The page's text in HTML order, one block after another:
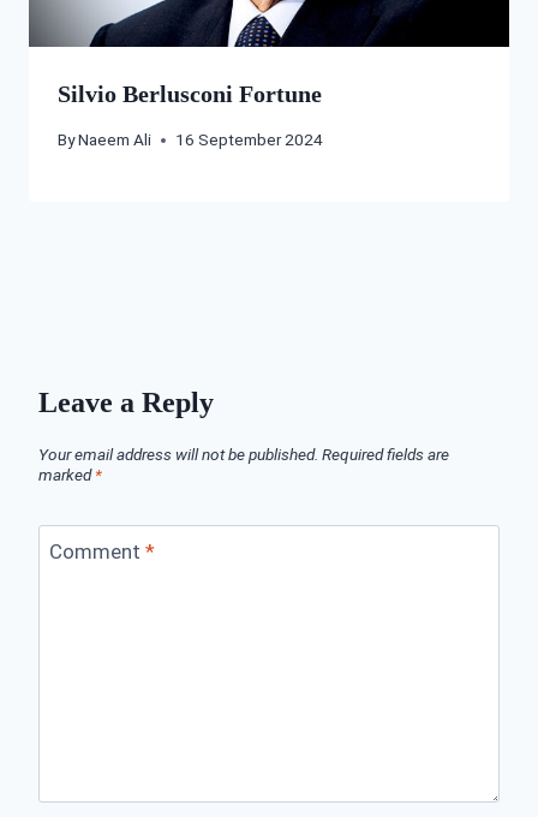
Silvio Berlusconi Fortune
ByNaeem Ali 16 September 2024
Leave a Reply
Your email address will not be published. Required fields are
marked*
Comment *